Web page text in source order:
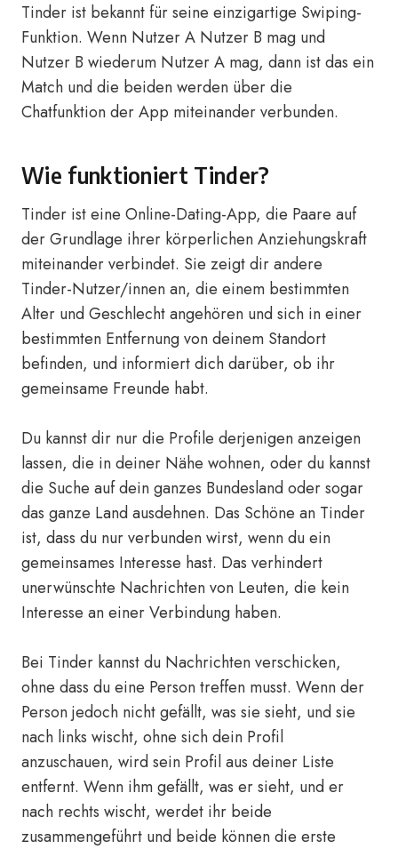
Tinder ist bekannt für seine einzigartige Swiping-
Funktion. Wenn Nutzer A Nutzer B mag und
Nutzer B wiederum Nutzer A mag, dann ist das ein
Match und die beiden werden über die
Chatfunktion der App miteinander verbunden.
Wie funktioniert Tinder?
Tinder ist eine Online-Dating-App, die Paare auf
der Grundlage ihrer körperlichen Anziehungskraft
miteinander verbindet. Sie zeigt dir andere
Tinder-Nutzer/innen an, die einem bestimmten
Alter und Geschlecht angehören und sich in einer
bestimmten Entfernung von deinem Standort
befinden, und informiert dich darüber, ob ihr
gemeinsame Freunde habt.
Du kannst dir nur die Profile derjenigen anzeigen
lassen, die in deiner Nähe wohnen, oder du kannst
die Suche auf dein ganzes Bundesland oder sogar
das ganze Land ausdehnen. Das Schöne an Tinder
ist, dass du nur verbunden wirst, wenn du ein
gemeinsames Interesse hast. Das verhindert
unerwünschte Nachrichten von Leuten, die kein
Interesse an einer Verbindung haben.
Bei Tinder kannst du Nachrichten verschicken,
ohne dass du eine Person treffen musst. Wenn der
Person jedoch nicht gefällt, was sie sieht, und sie
nach links wischt, ohne sich dein Profil
anzuschauen, wird sein Profil aus deiner Liste
entfernt. Wenn ihm gefällt, was er sieht, und er
nach rechts wischt, werdet ihr beide
zusammengeführt und beide können die erste